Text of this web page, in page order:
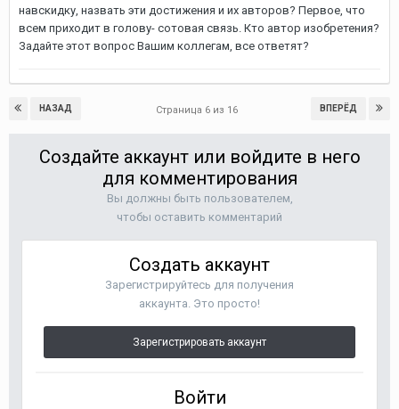
навскидку, назвать эти достижения и их авторов? Первое, что
всем приходит в голову- сотовая связь. Кто автор изобретения?
Задайте этот вопрос Вашим коллегам, все ответят?
НАЗАД ВПЕРЁД
Страница 6 из 16
Создайте аккаунт или войдите в него
для комментирования
Вы должны быть пользователем,
чтобы оставить комментарий
Создать аккаунт
Зарегистрируйтесь для получения
аккаунта. Это просто!
Зарегистрировать аккаунт
Войти